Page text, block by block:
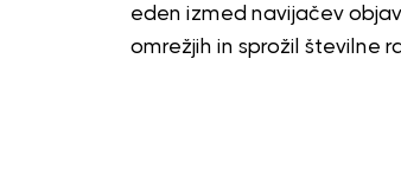
eden izmed navijačev
omrežjih in sprožil številne